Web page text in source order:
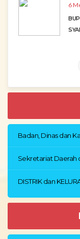
6
Badan, Dinas dan
Sekretariat Daerah
DISTRIK dan